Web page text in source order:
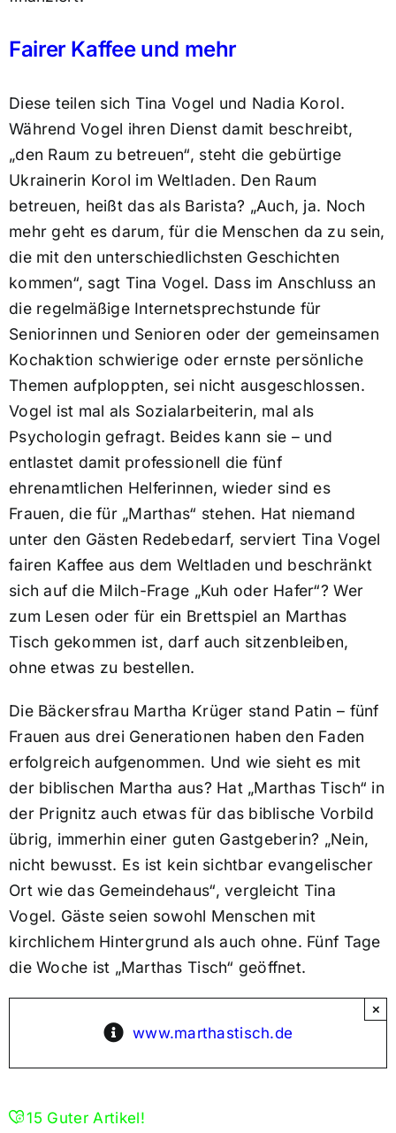
Fairer Kaffee und mehr
Diese teilen sich Tina Vogel und Nadia Korol.
Während Vogel ihren Dienst damit beschreibt,
„den Raum zu betreuen“, steht die gebürtige
Ukrainerin Korol im Weltladen. Den Raum
betreuen, heißt das als Barista? „Auch, ja. Noch
mehr geht es darum, für die Menschen da zu sein,
die mit den unterschiedlichsten Geschichten
kommen“, sagt Tina Vogel. Dass im Anschluss an
die regelmäßige Internetsprechstunde für
Seniorinnen und Senioren oder der gemeinsamen
Kochaktion schwierige oder ernste persönliche
Themen aufploppten, sei nicht ausgeschlossen.
Vogel ist mal als Sozialarbeiterin, mal als
Psychologin gefragt. Beides kann sie – und
entlastet damit professionell die fünf
ehrenamtlichen Helferinnen, wieder sind es
Frauen, die für „Marthas“ stehen. Hat niemand
unter den Gästen Redebedarf, serviert Tina Vogel
fairen Kaffee aus dem Weltladen und beschränkt
sich auf die Milch-Frage „Kuh oder Hafer“? Wer
zum Lesen oder für ein Brettspiel an Marthas
Tisch gekommen ist, darf auch sitzenbleiben,
ohne etwas zu bestellen.
Die Bäckersfrau Martha Krüger stand Patin – fünf
Frauen aus drei Generationen haben den Faden
erfolgreich aufgenommen. Und wie sieht es mit
der biblischen Martha aus? Hat „Marthas Tisch“ in
der Prignitz auch etwas für das biblische Vorbild
übrig, immerhin einer guten Gastgeberin? „Nein,
nicht bewusst. Es ist kein sichtbar evangelischer
Ort wie das Gemeindehaus“, vergleicht Tina
Vogel. Gäste seien sowohl Menschen mit
kirchlichem Hintergrund als auch ohne. Fünf Tage
die Woche ist „Marthas Tisch“ geöffnet.
www.marthastisch.de
×
15 Guter Artikel!